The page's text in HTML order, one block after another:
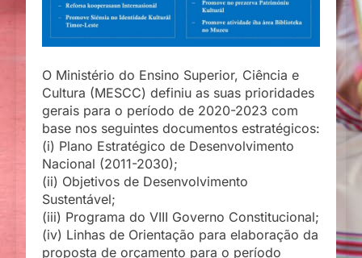
O Ministério do Ensino Superior, Ciência e
Cultura (MESCC) definiu as suas prioridades
gerais para o período de 2020-2023 com
base nos seguintes documentos estratégicos:
(i) Plano Estratégico de Desenvolvimento
Nacional (2011-2030);
(ii) Objetivos de Desenvolvimento
Sustentável;
(iii) Programa do VIII Governo Constitucional;
(iv) Linhas de Orientação para elaboração da
proposta de orçamento para o período